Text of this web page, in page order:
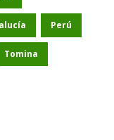
Perú
Tomina